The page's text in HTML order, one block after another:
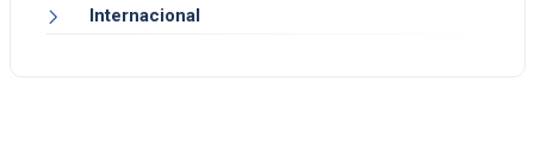
Internacional